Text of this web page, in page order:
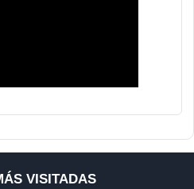
VISITADAS